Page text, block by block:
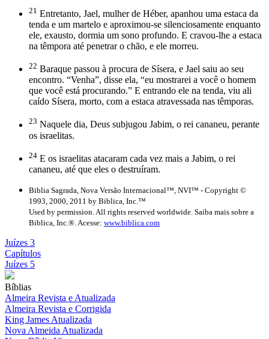
21 Entretanto, Jael, mulher de Héber, apanhou uma estaca da
tenda e um martelo e aproximou-se silenciosamente enquanto
ele, exausto, dormia um sono profundo. E cravou-lhe a estaca
na têmpora até penetrar o chão, e ele morreu.
22 Baraque passou à procura de Sísera, e Jael saiu ao seu
encontro. “Venha”, disse ela, “eu mostrarei a você o homem
que você está procurando.” E entrando ele na tenda, viu ali
caído Sísera, morto, com a estaca atravessada nas têmporas.
23 Naquele dia, Deus subjugou Jabim, o rei cananeu, perante
os israelitas.
24 E os israelitas atacaram cada vez mais a Jabim, o rei
cananeu, até que eles o destruíram.
Biblia Sagrada, Nova Versão Internacional™, NVI™ - Copyright ©
1993, 2000, 2011 by Biblica, Inc.™
Used by permission. All rights reserved worldwide. Saiba mais sobre a
Biblica, Inc.®. Acesse: www.biblica.com
Juízes 3
Capítulos
Juízes 5
Bíblias
Almeira Revista e Atualizada
Almeira Revista e Corrigida
King James Atualizada
Nova Almeida Atualizada